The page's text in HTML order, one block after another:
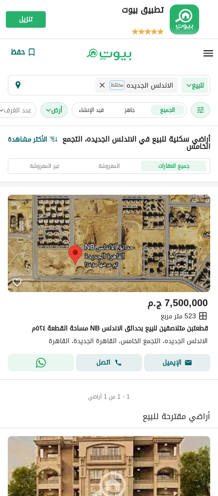
تطبيق بيوت
تنزيل
حفظ
للبيع الاندلس الجديده مختلط
الجميع جاهز قيد الإنشاء أرض عدد الغرف
أراضي سكنية للبيع في الاندلس الجديده، التجمع
الخامس الأكثر مشاهدة
جميع العقارات المفروشة غير المفروشة
ج.م7,500,000
523 متر مربع
قطعتبن متلاصقين للبيع بحدائق الاندلس NB مساحة القطعة ٥٢٤م
الاندلس الجديده، التجمع الخامس، القاهرة الجديدة، القاهرة
الإيميل
اتصل
1 - 1 من 1 أراضي
أراضي مقترحة للبيع